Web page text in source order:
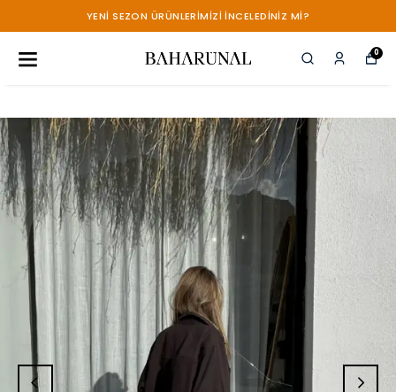
YENİ SEZON ÜRÜNLERİMİZİ İNCELEDİNİZ Mİ?
0